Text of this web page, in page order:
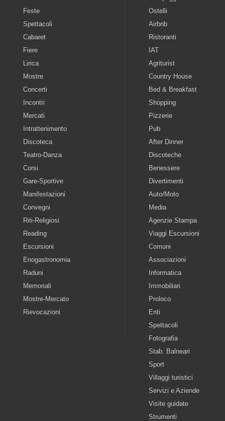
Feste
Spettacoli
Cabaret
Fiere
Lirica
Mostre
Concerti
Incontri
Mercati
Intrattenimento
Discoteca
Teatro-Danza
Corsi
Gare-Sportive
Manifestazioni
Convegni
Riti-Religiosi
Reading
Escursioni
Enogastronomia
Raduni
Memoriali
Mostre-Mercato
Rievocazioni
Ostelli
Airbnb
Ristoranti
IAT
Agriturist
Country House
Bed & Breakfast
Shopping
Pizzerie
Pub
After Dinner
Discoteche
Benessere
Divertimenti
Auto/Moto
Media
Agenzie Stampa
Viaggi Escursioni
Comuni
Associazioni
Informatica
Immobiliari
Proloco
Enti
Spettacoli
Fotografia
Stab. Balneari
Sport
Villaggi turistici
Servizi e Aziende
Visite guidate
Strumenti